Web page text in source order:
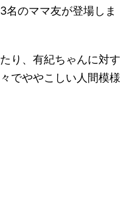
名のママ友が登場しま
り、有紀ちゃんに対す
でややこしい人間模様